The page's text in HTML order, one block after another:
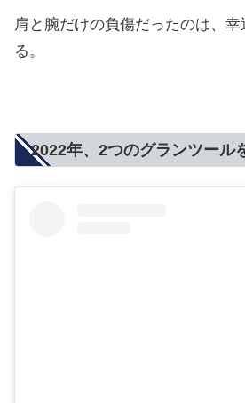
肩と腕だけの負傷だったのは、幸
る。
2022年、2つのグランツール